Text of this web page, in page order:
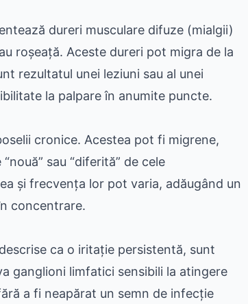
dureri musculare difuze (mialgii)
roșeață. Aceste dureri pot migra de la
rezultatul unei leziuni sau al unei
la palpare în anumite puncte.
cronice. Acestea pot fi migrene,
sau “diferită” de cele
și frecvența lor pot varia, adăugând un
concentrare.
ca o iritație persistentă, sunt
ganglioni limfatici sensibili la atingere
a fi neapărat un semn de infecție